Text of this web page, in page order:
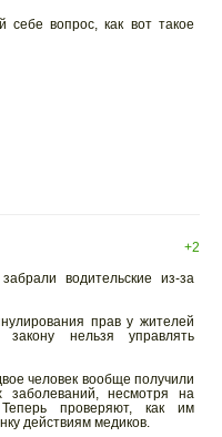
себе вопрос, как вот такое
+2
водительские из-за
прав у жителей
нельзя управлять
человек вообще получили
заболеваний, несмотря на
проверяют, как им
действиям медиков.